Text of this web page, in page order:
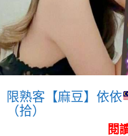
限熟客【麻豆】依依
（拾）
閱